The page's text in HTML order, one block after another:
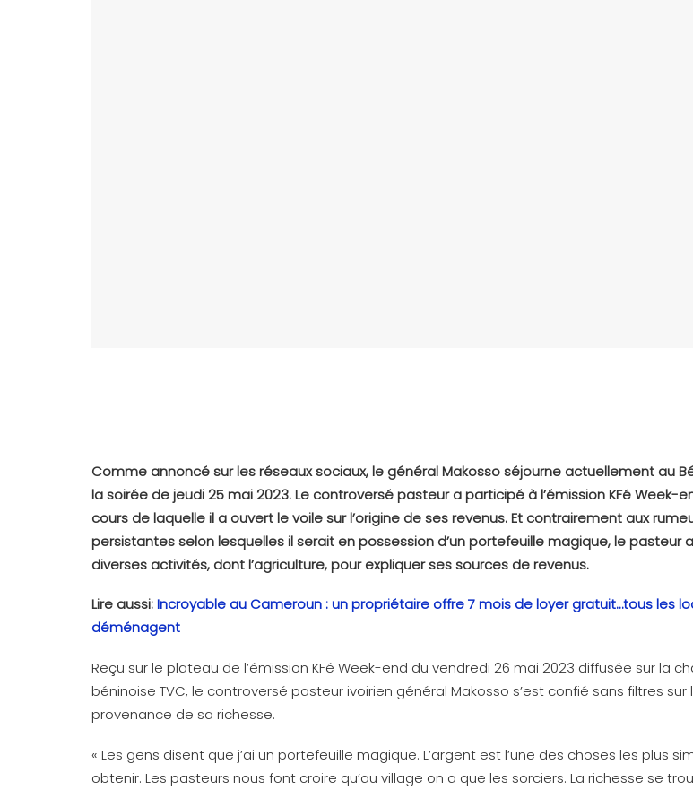
Comme annoncé sur les réseaux sociaux, le général Makosso séjourne actuellement au
la soirée de jeudi 25 mai 2023. Le controversé pasteur a participé à l’émission KFé Week-
cours de laquelle il a ouvert le voile sur l’origine de ses revenus. Et contrairement aux
persistantes selon lesquelles il serait en possession d’un portefeuille magique, le pasteur
diverses activités, dont l’agriculture, pour expliquer ses sources de revenus.
Lire aussi:Incroyable au Cameroun : un propriétaire offre 7 mois de loyer gratuit…tous les
déménagent
Reçu sur le plateau de l’émission KFé Week-end du vendredi 26 mai 2023 diffusée sur la
béninoise TVC, le controversé pasteur ivoirien général Makosso s’est confié sans filtres sur
provenance de sa richesse.
« Les gens disent que j’ai un portefeuille magique. L’argent est l’une des choses les plus
obtenir. Les pasteurs nous font croire qu’au village on a que les sorciers. La richesse se